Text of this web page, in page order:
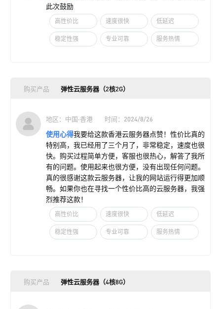
此次鼓励
高性价比 速度很快 低延迟
稳定性强 专业可靠 服务热情
购买产品 弹性云服务器（2核2G）
地区：中国·香港 时间：2024/8/26
使用心得我要给这款香港云服务器点赞！性价比真的
特别高，我已经用了三个月了，非常稳定，速度也很
快。购买过程简单方便，客服也很热心，解答了我所
有的问题。使用起来也很方便，没有出现任何问题。
真的很感谢这款云服务器，让我的网站运行得更加顺
畅。如果你也在寻找一个性价比高的云服务器，我强
烈推荐这款！
高性价比 速度很快 低延迟
稳定性强 专业可靠 服务热情
购买产品 弹性云服务器（4核8G）